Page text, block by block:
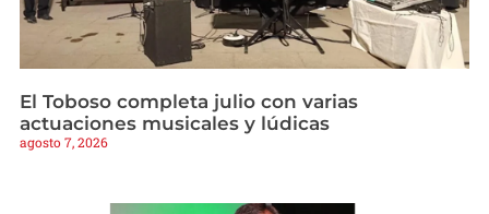
El Toboso completa julio con varias
actuaciones musicales y lúdicas
agosto 7, 2026